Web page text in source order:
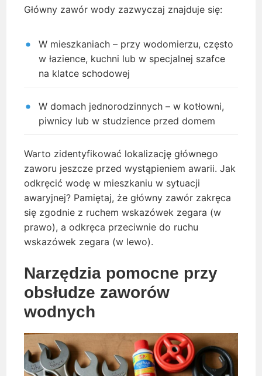
Główny zawór wody zazwyczaj znajduje się:
W mieszkaniach – przy wodomierzu, często
w łazience, kuchni lub w specjalnej szafce
na klatce schodowej
W domach jednorodzinnych – w kotłowni,
piwnicy lub w studzience przed domem
Warto zidentyfikować lokalizację głównego
zaworu jeszcze przed wystąpieniem awarii. Jak
odkręcić wodę w mieszkaniu w sytuacji
awaryjnej? Pamiętaj, że główny zawór zakręca
się zgodnie z ruchem wskazówek zegara (w
prawo), a odkręca przeciwnie do ruchu
wskazówek zegara (w lewo).
Narzędzia pomocne przy
obsłudze zaworów
wodnych